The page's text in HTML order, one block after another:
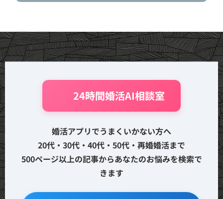
🤖 24時間婚活AI相談室
婚活アプリでうまくいかない方へ
20代・30代・40代・50代・再婚婚活まで
500ページ以上の記事からあなたのお悩みを検索で
きます